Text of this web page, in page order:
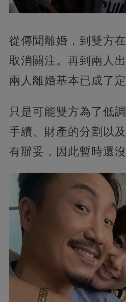
從傳聞離婚，到雙方
取消關注。再到兩人
兩人離婚基本已成了定
只是可能雙方為了低
手續、財產的分割以
有辦妥，因此暫時還沒